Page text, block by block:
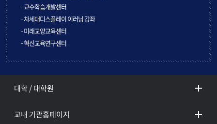
교수학습개발센터
차세대디스플레이 이러닝 강좌
미래교양교육센터
혁신교육연구센터
대학 / 대학원
교내 기관홈페이지